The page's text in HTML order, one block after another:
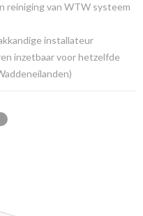
reiniging van WTW systeem
installateur
inzetbaar voor hetzelfde